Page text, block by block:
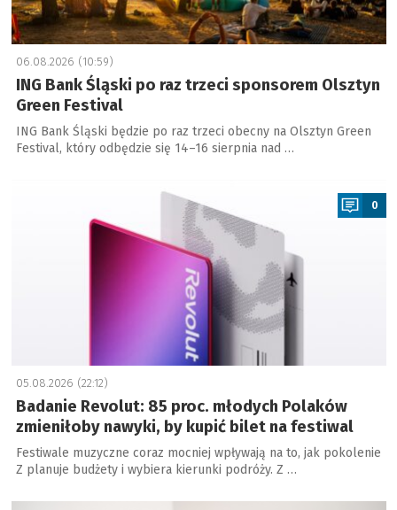
06.08.2026 (10:59)
ING Bank Śląski po raz trzeci sponsorem Olsztyn
Green Festival
ING Bank Śląski będzie po raz trzeci obecny na Olsztyn Green
Festival, który odbędzie się 14–16 sierpnia nad …
0
05.08.2026 (22:12)
Badanie Revolut: 85 proc. młodych Polaków
zmieniłoby nawyki, by kupić bilet na festiwal
Festiwale muzyczne coraz mocniej wpływają na to, jak pokolenie
Z planuje budżety i wybiera kierunki podróży. Z …
a